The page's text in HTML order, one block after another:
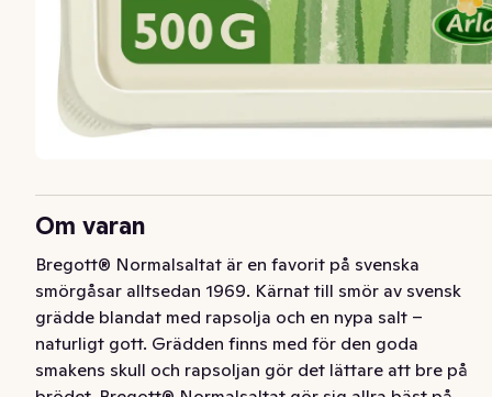
Om varan
Bregott® Normalsaltat är en favorit på svenska
smörgåsar alltsedan 1969. Kärnat till smör av svensk
grädde blandat med rapsolja och en nypa salt –
naturligt gott. Grädden finns med för den goda
smakens skull och rapsoljan gör det lättare att bre på